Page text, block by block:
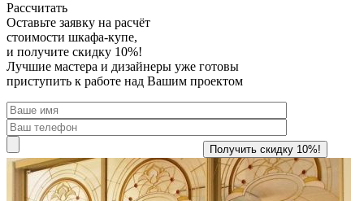
Рассчитать
Оставьте заявку на расчёт
стоимости шкафа-купе,
и получите скидку 10%!
Лучшие мастера и дизайнеры уже готовы
приступить к работе над Вашим проектом